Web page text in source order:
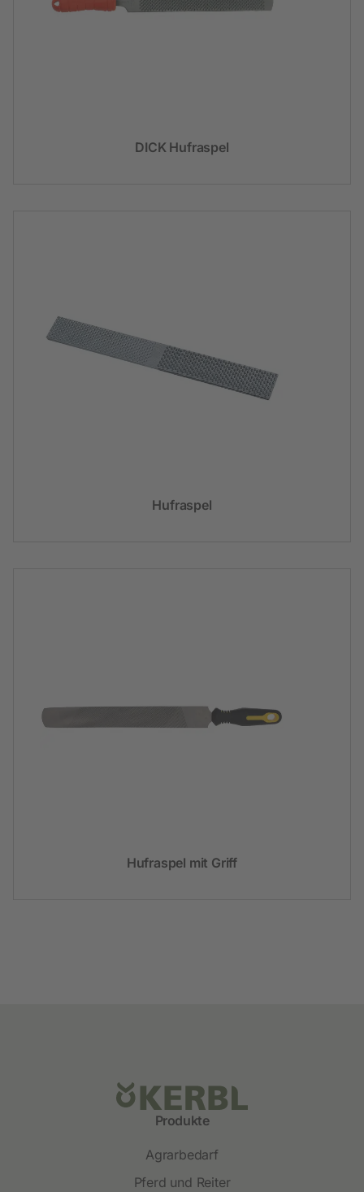
DICK Hufraspel
Hufraspel
Hufraspel mit Griff
Produkte
Agrarbedarf
Pferd und Reiter